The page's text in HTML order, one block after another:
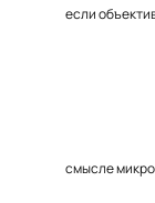
если
смысле